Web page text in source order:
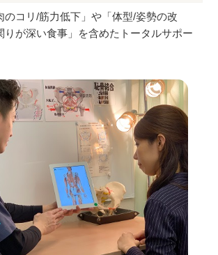
のコリ/筋力低下」や 「体型/姿勢の改
りが深い食事」を含めたトータルサポー